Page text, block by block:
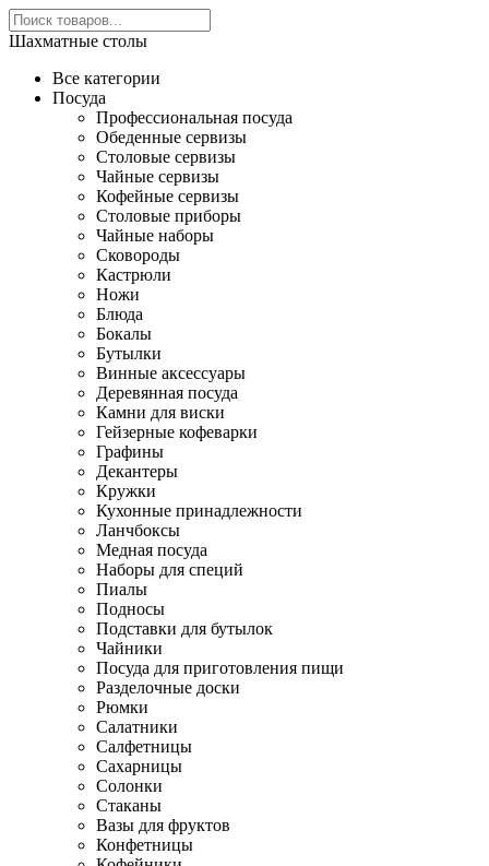
Шахматные столы
Все категории
Посуда
Профессиональная посуда
Обеденные сервизы
Столовые сервизы
Чайные сервизы
Кофейные сервизы
Столовые приборы
Чайные наборы
Сковороды
Кастрюли
Ножи
Блюда
Бокалы
Бутылки
Винные аксессуары
Деревянная посуда
Камни для виски
Гейзерные кофеварки
Графины
Декантеры
Кружки
Кухонные принадлежности
Ланчбоксы
Медная посуда
Наборы для специй
Пиалы
Подносы
Подставки для бутылок
Чайники
Посуда для приготовления пищи
Разделочные доски
Рюмки
Салатники
Салфетницы
Сахарницы
Солонки
Стаканы
Вазы для фруктов
Конфетницы